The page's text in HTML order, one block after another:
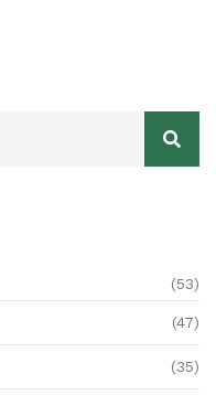
(53)
(47)
(35)